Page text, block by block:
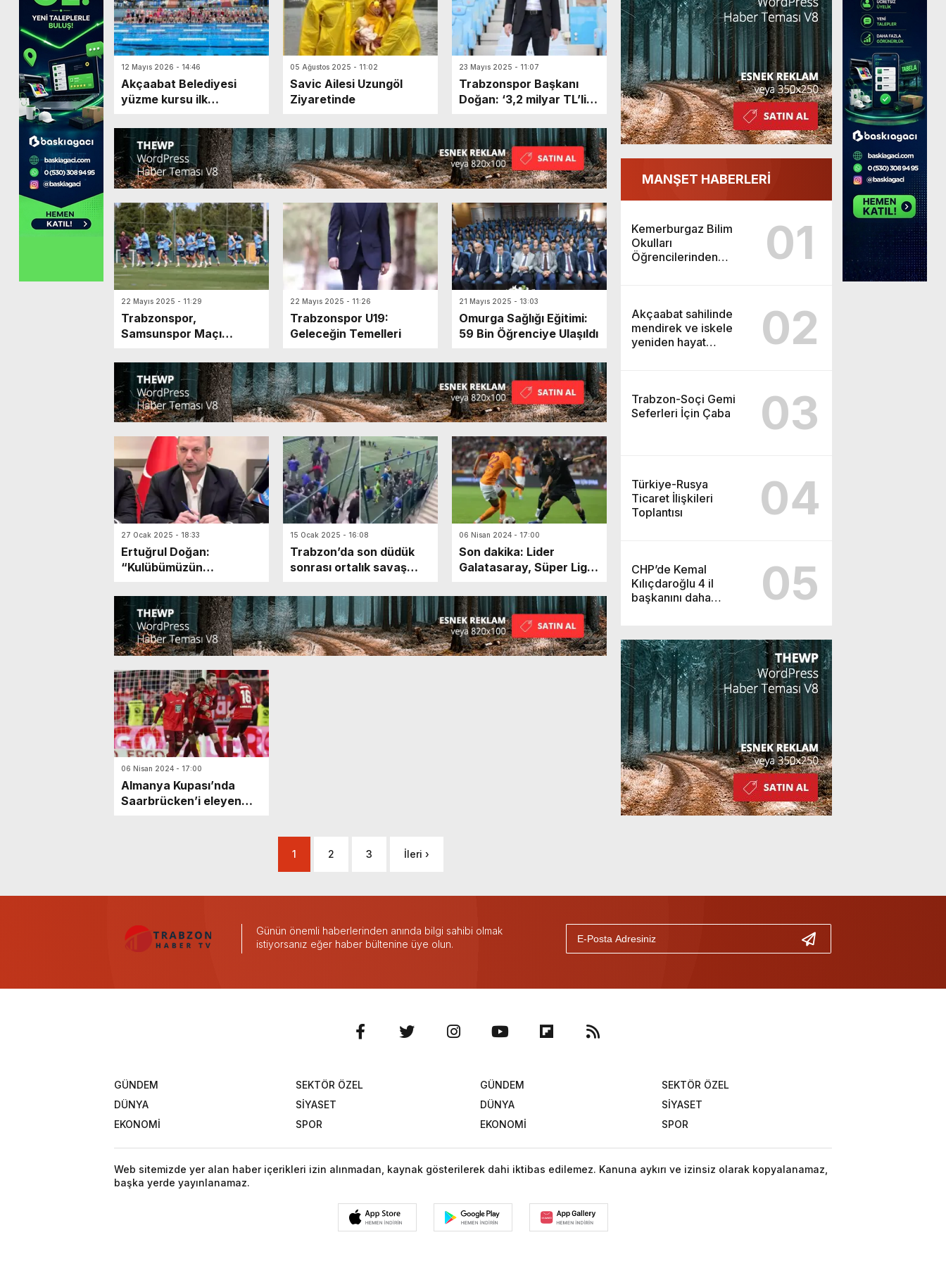
12 Mayıs 2026 - 14:46
Akçaabat Belediyesi
yüzme kursu ilk
05 Ağustos 2025 - 11:02
Savic Ailesi Uzungöl
Ziyaretinde
23 Mayıs 2025 - 11:07
Trabzonspor Başkanı
Doğan: ‘3,2 milyar TL’lik
hedefliyoruz’
22 Mayıs 2025 - 11:29
Trabzonspor,
Samsunspor Maçı
Ediyor
22 Mayıs 2025 - 11:26
Trabzonspor U19:
Geleceğin Temelleri
21 Mayıs 2025 - 13:03
Omurga Sağlığı Eğitimi:
59 Bin Öğrenciye Ulaşıldı
27 Ocak 2025 - 18:33
Ertuğrul Doğan:
“Kulübümüzün
şekillendirecek adımlar
içindeyiz”
15 Ocak 2025 - 16:08
Trabzon’da son düdük
sonrası ortalık savaş
06 Nisan 2024 - 17:00
Son dakika: Lider
Galatasaray, Süper Lig’e
maçında ilk gol geldi
06 Nisan 2024 - 17:00
Almanya Kupası’nda
Saarbrücken’i eleyen
1 2 3 İleri ›
MANŞET HABERLERİ
Kemerburgaz Bilim
Okulları
Öğrencilerinden
01
Akçaabat sahilinde
mendirek ve iskele
yeniden hayat
02
Trabzon-Soçi Gemi
Seferleri İçin Çaba
03
Türkiye-Rusya
Ticaret İlişkileri
Toplantısı
04
CHP’de Kemal
Kılıçdaroğlu 4 il
başkanını daha
05
Günün önemli haberlerinden anında bilgi sahibi olmak
istiyorsanız eğer haber bültenine üye olun.
GÜNDEM
SEKTÖR ÖZEL
DÜNYA
SİYASET
EKONOMİ
SPOR
GÜNDEM
SEKTÖR ÖZEL
DÜNYA
SİYASET
EKONOMİ
SPOR
Web sitemizde yer alan haber içerikleri izin alınmadan, kaynak gösterilerek dahi iktibas edilemez. Kanuna aykırı ve izinsiz olarak kopyalanamaz,
başka yerde yayınlanamaz.